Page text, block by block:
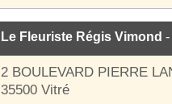
Le Fleuriste Régis Vimond -
2 BOULEVARD PIERRE
35500 Vitré